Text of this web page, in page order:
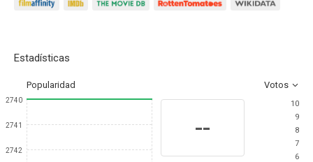
Estadísticas
Popularidad Votos
2740
2741
2742
--
10
9
8
7
6